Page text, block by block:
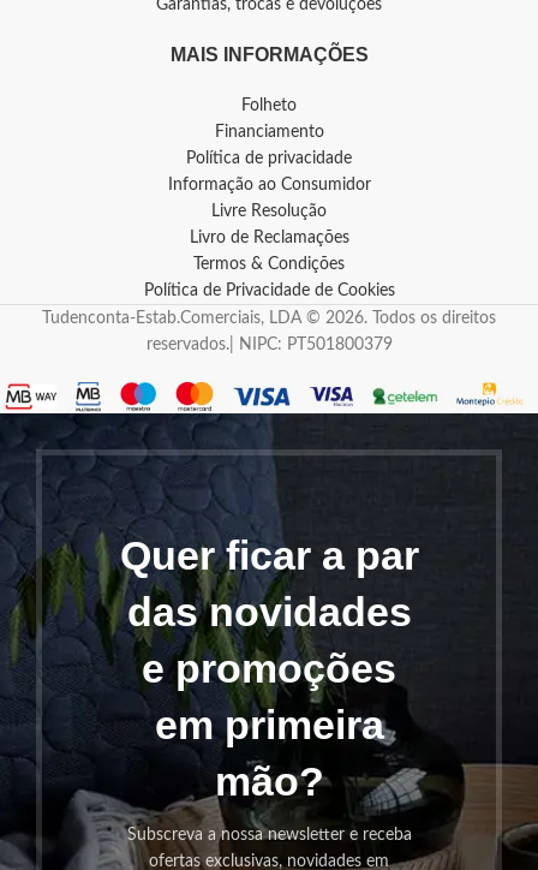
Garantias, trocas e devoluções
MAIS INFORMAÇÕES
Folheto
Financiamento
Política de privacidade
Informação ao Consumidor
Livre Resolução
Livro de Reclamações
Termos & Condições
Política de Privacidade de Cookies
Tudenconta-Estab.Comerciais, LDA © 2026. Todos os direitos
reservados.| NIPC: PT501800379
Quer ficar a par
das novidades
e promoções
em primeira
mão?
Subscreva a nossa newsletter e receba
ofertas exclusivas, novidades em